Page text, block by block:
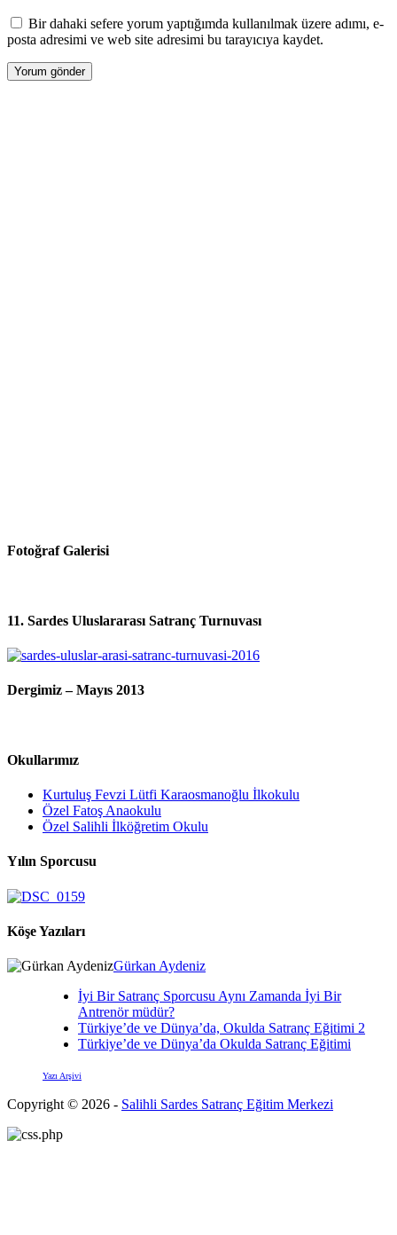
Bir dahaki sefere yorum yaptığımda kullanılmak üzere adımı, e-
posta adresimi ve web site adresimi bu tarayıcıya kaydet.
Fotoğraf Galerisi
11. Sardes Uluslararası Satranç Turnuvası
Dergimiz – Mayıs 2013
Okullarımız
Kurtuluş Fevzi Lütfi Karaosmanoğlu İlkokulu
Özel Fatoş Anaokulu
Özel Salihli İlköğretim Okulu
Yılın Sporcusu
Köşe Yazıları
Gürkan Aydeniz
İyi Bir Satranç Sporcusu Aynı Zamanda İyi Bir
Antrenör müdür?
Türkiye’de ve Dünya’da, Okulda Satranç Eğitimi 2
Türkiye’de ve Dünya’da Okulda Satranç Eğitimi
Yazı Arşivi
Copyright © 2026 - Salihli Sardes Satranç Eğitim Merkezi